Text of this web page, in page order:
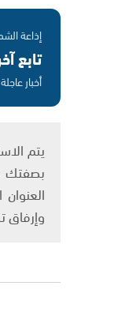
إذاعة
تابع
أخبار
بصفتك